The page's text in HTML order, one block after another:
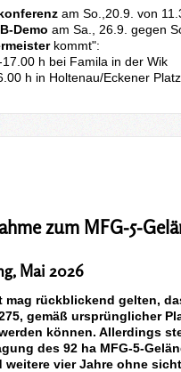
am So.,20.9. von
Demo am Sa., 26.9. gegen
kommt":
h bei Famila in der Wik
h in Holtenau/Eckener Platz
zum MFG-5-
Mai 2026
mag rückblickend gelten,
gemäß ursprünglicher
können. Allerdings
des 92 ha MFG-5-
weitere vier Jahre ohne